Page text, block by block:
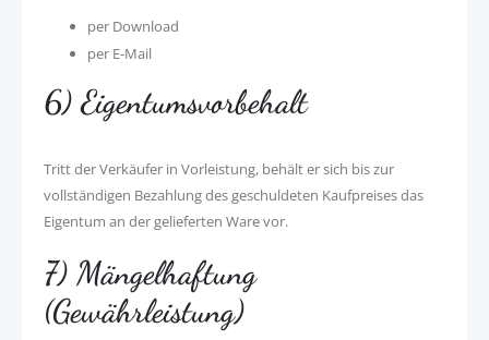
per Download
per E-Mail
6) Eigentumsvorbehalt
Tritt der Verkäufer in Vorleistung, behält er sich bis zur
vollständigen Bezahlung des geschuldeten Kaufpreises das
Eigentum an der gelieferten Ware vor.
7) Mängelhaftung
(Gewährleistung)